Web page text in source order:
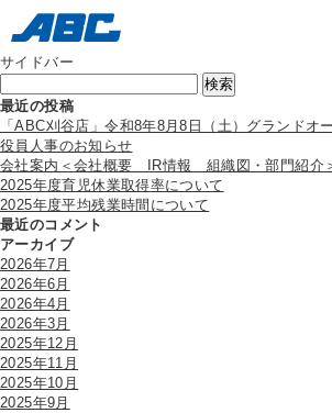
2023.09.25
Environment（環境）
サイドバー
索:
最近の投稿
「ABC刈谷店」令和8年8月8日（土）グランドオ
役員人事のお知らせ
会社案内＜会社概要 IR情報 組織図・部門紹介
2025年度育児休業取得率について
2025年度平均残業時間について
最近のコメント
アーカイブ
2026年7月
2026年6月
2026年4月
2026年3月
2025年12月
2025年11月
2025年10月
2025年9月